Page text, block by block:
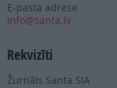
E-pasta adrese
info@santa.lv
Rekvizīti
Žurnāls Santa SIA